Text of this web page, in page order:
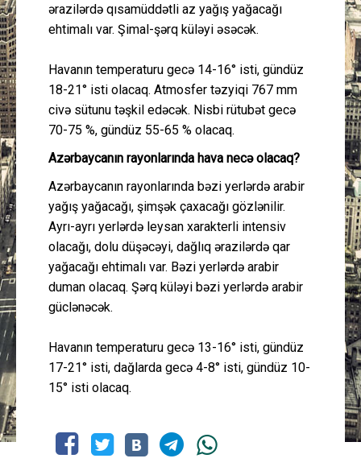
ərazilərdə qısamüddətli az yağış yağacağı
ehtimalı var. Şimal-şərq küləyi əsəcək.
Havanın temperaturu gecə 14-16° isti, gündüz
18-21° isti olacaq. Atmosfer təzyiqi 767 mm
civə sütunu təşkil edəcək. Nisbi rütubət gecə
70-75 %, gündüz 55-65 % olacaq.
Azərbaycanın rayonlarında hava necə olacaq?
Azərbaycanın rayonlarında bəzi yerlərdə arabir
yağış yağacağı, şimşək çaxacağı gözlənilir.
Ayrı-ayrı yerlərdə leysan xarakterli intensiv
olacağı, dolu düşəcəyi, dağlıq ərazilərdə qar
yağacağı ehtimalı var. Bəzi yerlərdə arabir
duman olacaq. Şərq küləyi bəzi yerlərdə arabir
güclənəcək.
Havanın temperaturu gecə 13-16° isti, gündüz
17-21° isti, dağlarda gecə 4-8° isti, gündüz 10-
15° isti olacaq.